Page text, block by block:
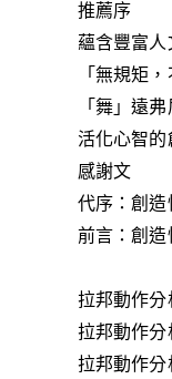
推薦序
蘊含豐富
「無規矩
「舞」遠
活化心智的
感謝文
代序：創造
前言：創造
拉邦動作分
拉邦動作分
拉邦動作分